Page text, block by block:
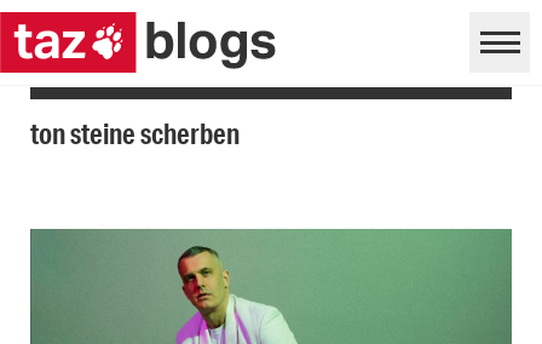
ton steine scherben